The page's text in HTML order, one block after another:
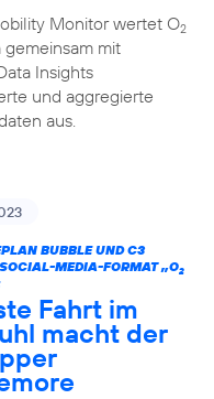
Monitor wertet O2
mit
Insights
und aggregierte
aus.
BUBBLE UND C3
MEDIA-FORMAT „O2
Fahrt im
macht der